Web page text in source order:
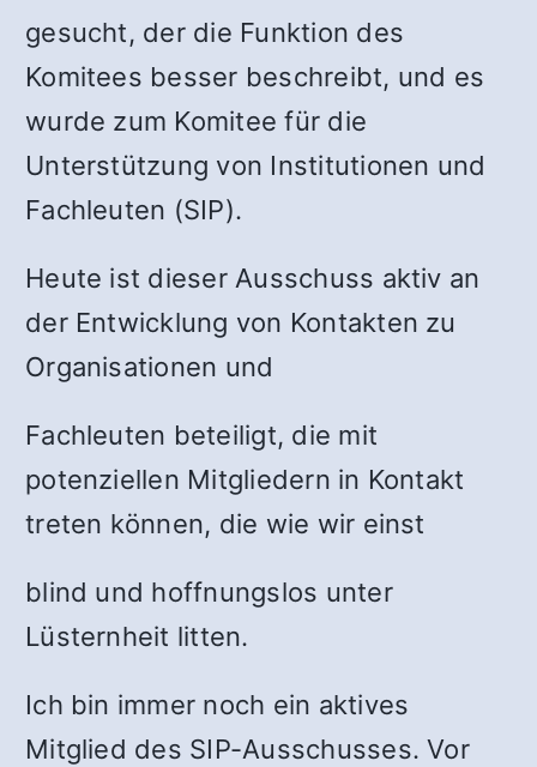
gesucht, der die Funktion des
Komitees besser beschreibt, und es
wurde zum Komitee für die
Unterstützung von Institutionen und
Fachleuten (SIP).
Heute ist dieser Ausschuss aktiv an
der Entwicklung von Kontakten zu
Organisationen und
Fachleuten beteiligt, die mit
potenziellen Mitgliedern in Kontakt
treten können, die wie wir einst
blind und hoffnungslos unter
Lüsternheit litten.
Ich bin immer noch ein aktives
Mitglied des SIP-Ausschusses. Vor